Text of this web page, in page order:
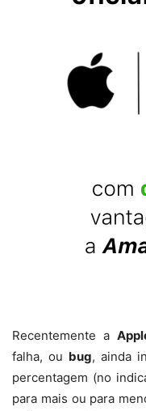
Recentemente a
falha, ou bug, ainda
percentagem (no
para mais ou para